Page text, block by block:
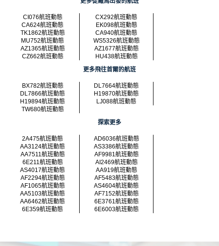
CI076航班動態
CX292航班動態
CA624航班動態
EK098航班動態
TK1862航班動態
CA940航班動態
MU752航班動態
WS5326航班動態
AZ1365航班動態
AZ1677航班動態
CZ662航班動態
HU438航班動態
更多飛往首爾的航班
BX782航班動態
DL7664航班動態
DL7866航班動態
H19870航班動態
H19894航班動態
LJ088航班動態
TW680航班動態
探索更多
2A475航班動態
AD6036航班動態
AA3124航班動態
AS3386航班動態
AA7511航班動態
AF9981航班動態
6E211航班動態
AI2469航班動態
AS4017航班動態
AA919航班動態
AF2294航班動態
AF5483航班動態
AF1065航班動態
AS4604航班動態
AA5103航班動態
AF7152航班動態
AA6462航班動態
6E3761航班動態
6E359航班動態
6E6003航班動態